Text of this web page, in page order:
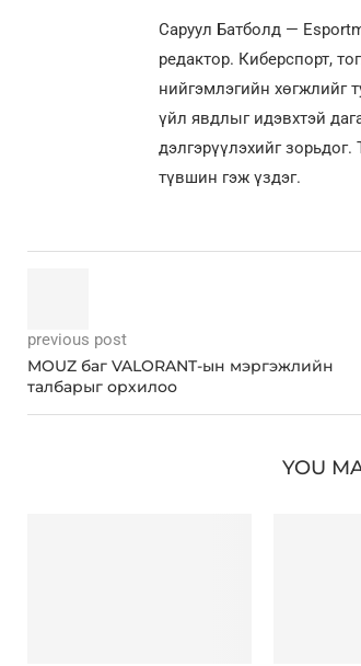
Саруул Батболд —
редактор. Киберспорт,
нийгэмлэгийн хөгжлийг
үйл явдлыг идэвхтэй
дэлгэрүүлэхийг
түвшин гэж үздэг.
previous post
MOUZ баг VALORANT-ын мэргэжлийн
талбарыг орхилоо
YOU